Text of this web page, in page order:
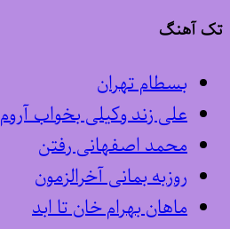
تک آهنگ
بسطام تهران
علی زند وکیلی بخواب آروم
محمد اصفهانی رفتن
روزبه بمانی آخرالزمون
ماهان بهرام خان تا ابد